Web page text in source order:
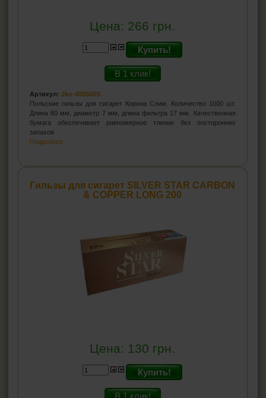
Цена: 266 грн.
Купить!
В 1 клик!
Артикул: 2ko-400500S
Польские гильзы для сигарет Корона Слим. Количество 1000 шт.
Длина 80 мм, диаметр 7 мм, длина фильтра 17 мм. Качественная
бумага обеспечивает равномерное тление без посторонних
запахов
Подробнее...
Гильзы для сигарет SILVER STAR CARBON
& COPPER LONG 200
Цена: 130 грн.
Купить!
В 1 клик!